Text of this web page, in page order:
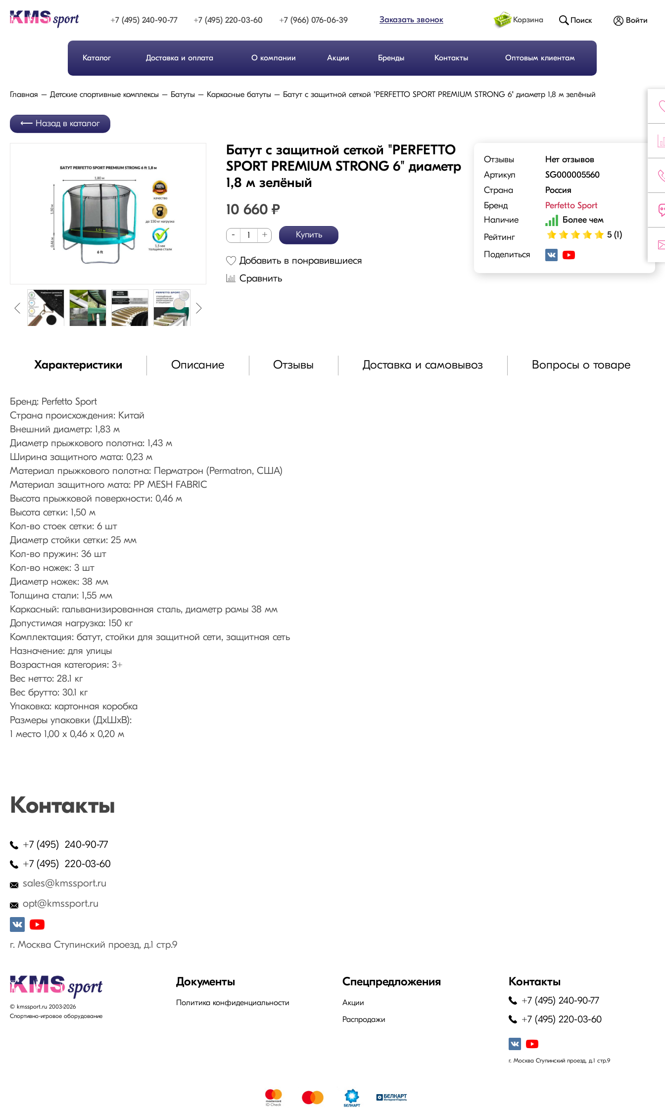
+7 (495) 240-90-77 +7 (495) 220-03-60 +7 (966) 076-06-39 Заказать звонок
Каталог Доставка и оплата О компании Акции Бренды Контакты Оптовым клиентам
Корзина Поиск Войти
Главная Детские спортивные комплексы Батуты Каркасные батуты Батут с защитной сеткой "PERFETTO SPORT PREMIUM STRONG 6" диаметр 1,8 м зелёный
Назад в каталог
Батут с защитной сеткой "PERFETTO
SPORT PREMIUM STRONG 6" диаметр
1,8 м зелёный
10 660 ₽
- + Купить
Добавить в понравившиеся
Сравнить
Отзывы
Нет отзывов
Артикул
SG000005560
Страна
Россия
Бренд
Perfetto Sport
Наличие
Рейтинг
5 (1)
Поделиться
Характеристики Описание Отзывы Доставка и самовывоз Вопросы о товаре
Бренд: Perfetto Sport
Страна происхождения: Китай
Внешний диаметр: 1,83 м
Диаметр прыжкового полотна: 1,43 м
Ширина защитного мата: 0,23 м
Материал прыжкового полотна: Перматрон (Permatron, США)
Материал защитного мата: PP MESH FABRIC
Высота прыжковой поверхности: 0,46 м
Высота сетки: 1,50 м
Кол-во стоек сетки: 6 шт
Диаметр стойки сетки: 25 мм
Кол-во пружин: 36 шт
Кол-во ножек: 3 шт
Диаметр ножек: 38 мм
Толщина стали: 1,55 мм
Каркасный: гальванизированная сталь, диаметр рамы 38 мм
Допустимая нагрузка: 150 кг
Комплектация: батут, стойки для защитной сети, защитная сеть
Назначение: для улицы
Возрастная категория: 3+
Вес нетто: 28.1 кг
Вес брутто: 30.1 кг
Упаковка: картонная коробка
Размеры упаковки (ДхШхВ):
1 место 1,00 х 0,46 х 0,20 м
Контакты
+7 (495) 240-90-77
+7 (495) 220-03-60
sales@kmssport.ru
opt@kmssport.ru
г. Москва Ступинский проезд, д.1 стр.9
© kmssport.ru 2003-2026
Спортивно-игровое оборудование
Документы
Политика конфиденциальности
Спецпредложения
Акции
Распродажи
Контакты
+7 (495) 240-90-77
+7 (495) 220-03-60
г. Москва Ступинский проезд, д.1 стр.9